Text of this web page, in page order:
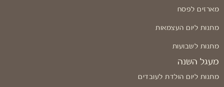
מארזים לפסח
מתנות ליום העצמאות
מתנות לשבועות
מעגל השנה
מתנות ליום הולדת לעובדים